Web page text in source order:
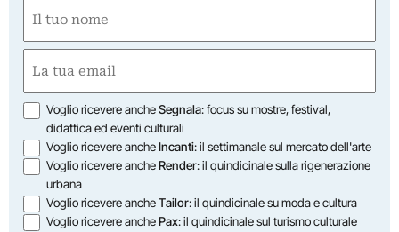
(Required)
First
(Required)
Opzioni
Voglio ricevere ancheSegnala: focus su mostre, festival,
didattica ed eventi culturali
Voglio ricevere ancheIncanti: il settimanale sul mercato dell'arte
Voglio ricevere ancheRender: il quindicinale sulla rigenerazione
urbana
Voglio ricevere ancheTailor: il quindicinale su moda e cultura
Voglio ricevere anchePax: il quindicinale sul turismo culturale